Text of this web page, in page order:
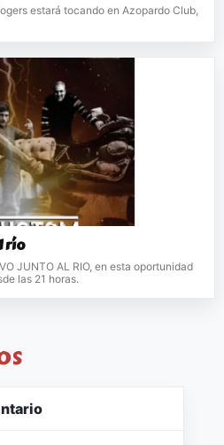
estará tocando en Azopardo Club,
río
JUNTO AL RIO, en esta oportunidad
las 21 horas.